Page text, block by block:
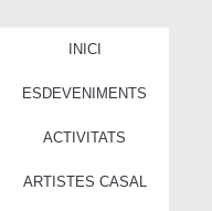
INICI
ESDEVENIMENTS
ACTIVITATS
ARTISTES CASAL